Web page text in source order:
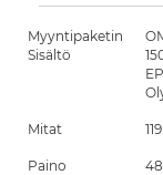
Myyntipaketin
Sisältö
Mitat
Paino